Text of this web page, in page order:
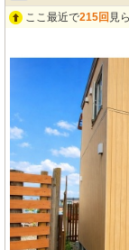
ここ最近で215回 見